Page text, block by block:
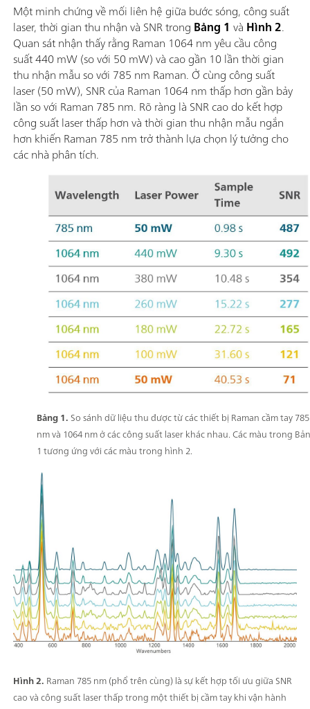
Một minh chứng về mối liên hệ giữa bước sóng, công suất
laser, thời gian thu nhận và SNR trong Bảng 1 và Hình 2.
Quan sát nhận thấy rằng Raman 1064 nm yêu cầu công
suất 440 mW (so với 50 mW) và cao gần 10 lần thời gian
thu nhận mẫu so với 785 nm Raman. Ở cùng công suất
laser (50 mW), SNR của Raman 1064 nm thấp hơn gần bảy
lần so với Raman 785 nm. Rõ ràng là SNR cao do kết hợp
công suất laser thấp hơn và thời gian thu nhận mẫu ngắn
hơn khiến Raman 785 nm trở thành lựa chọn lý tưởng cho
các nhà phân tích.
Bảng 1.So sánh dữ liệu thu được từ các thiết bị Raman cầm tay 785
nm và 1064 nm ở các công suất laser khác nhau. Các màu trong
1 tương ứng với các màu trong hình 2.
Hình 2. Raman 785 nm (phổ trên cùng) là sự kết hợp tối ưu giữa SNR
cao và công suất laser thấp trong một thiết bị cầm tay khi vận hành